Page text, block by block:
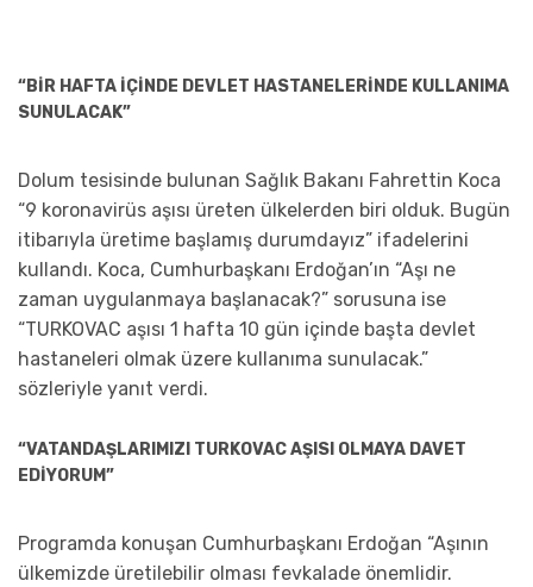
“BİR HAFTA İÇİNDE DEVLET HASTANELERİNDE KULLANIMA
SUNULACAK”
Dolum tesisinde bulunan Sağlık Bakanı Fahrettin Koca
“9 koronavirüs aşısı üreten ülkelerden biri olduk. Bugün
itibarıyla üretime başlamış durumdayız” ifadelerini
kullandı. Koca, Cumhurbaşkanı Erdoğan’ın “Aşı ne
zaman uygulanmaya başlanacak?” sorusuna ise
“TURKOVAC aşısı 1 hafta 10 gün içinde başta devlet
hastaneleri olmak üzere kullanıma sunulacak.”
sözleriyle yanıt verdi.
“VATANDAŞLARIMIZI TURKOVAC AŞISI OLMAYA DAVET
EDİYORUM”
Programda konuşan Cumhurbaşkanı Erdoğan “Aşının
ülkemizde üretilebilir olması fevkalade önemlidir.